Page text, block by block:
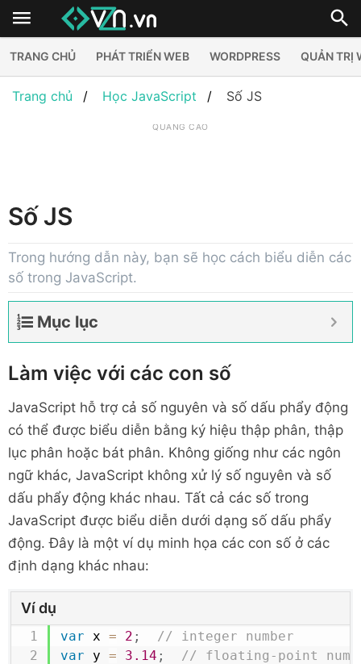
TRANG CHỦ PHÁT TRIỂN WEB WORDPRESS QUẢN TRỊ
Trang chủ Học JavaScript Số JS
QUẢNG CÁO
Số JS
Trong hướng dẫn này, bạn sẽ học cách biểu diễn các
số trong JavaScript.
Mục lục
Làm việc với các con số
JavaScript hỗ trợ cả số nguyên và số dấu phẩy động
có thể được biểu diễn bằng ký hiệu thập phân, thập
lục phân hoặc bát phân. Không giống như các ngôn
ngữ khác, JavaScript không xử lý số nguyên và số
dấu phẩy động khác nhau. Tất cả các số trong
JavaScript được biểu diễn dưới dạng số dấu phẩy
động. Đây là một ví dụ minh họa các con số ở các
định dạng khác nhau:
Ví dụ
var x = 2 ;
// integer number
var y = 3.14 ;
// floating-point